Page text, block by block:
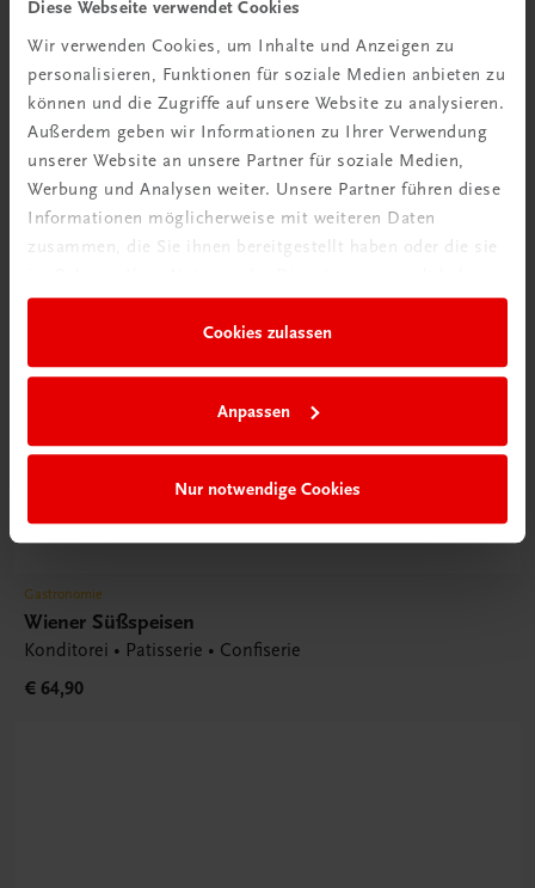
Diese Webseite verwendet Cookies
Wir verwenden Cookies, um Inhalte und Anzeigen zu
personalisieren, Funktionen für soziale Medien anbieten zu
können und die Zugriffe auf unsere Website zu analysieren.
Außerdem geben wir Informationen zu Ihrer Verwendung
unserer Website an unsere Partner für soziale Medien,
Werbung und Analysen weiter. Unsere Partner führen diese
Informationen möglicherweise mit weiteren Daten
zusammen, die Sie ihnen bereitgestellt haben oder die sie
Cookies zulassen
Anpassen
Nur notwendige Cookies
Marzipan • Schokolade • Zucker • Gebackenes
€ 79,90
Gastronomie
Wiener Süßspeisen
Konditorei • Patisserie • Confiserie
€ 64,90